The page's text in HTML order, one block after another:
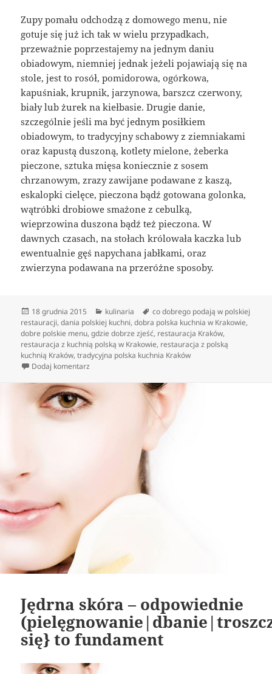
Zupy pomału odchodzą z domowego menu, nie
gotuje się już ich tak w wielu przypadkach,
przeważnie poprzestajemy na jednym daniu
obiadowym, niemniej jednak jeżeli pojawiają się na
stole, jest to rosół, pomidorowa, ogórkowa,
kapuśniak, krupnik, jarzynowa, barszcz czerwony,
biały lub żurek na kiełbasie. Drugie danie,
szczególnie jeśli ma być jednym posiłkiem
obiadowym, to tradycyjny schabowy z ziemniakami
oraz kapustą duszoną, kotlety mielone, żeberka
pieczone, sztuka mięsa koniecznie z sosem
chrzanowym, zrazy zawijane podawane z kaszą,
eskalopki cielęce, pieczona bądź gotowana golonka,
wątróbki drobiowe smażone z cebulką,
wieprzowina duszona bądź też pieczona. W
dawnych czasach, na stołach królowała kaczka lub
ewentualnie gęś napychana jabłkami, oraz
zwierzyna podawana na przeróżne sposoby.
Data
publikacji
18 grudnia 2015 Kategorie
kulinaria Tagi
co dobrego podają w polskiej
restauracji,dania polskiej kuchni,dobra polska kuchnia w Krakowie,
dobre polskie menu,gdzie dobrze zjeść, restauracja Kraków,
restauracja z kuchnią polską w Krakowie, restauracja z polską
kuchnią Kraków,tradycyjna polska kuchnia Kraków
Dodaj komentarz
Jędrna skóra – odpowiednie
się} to fundament